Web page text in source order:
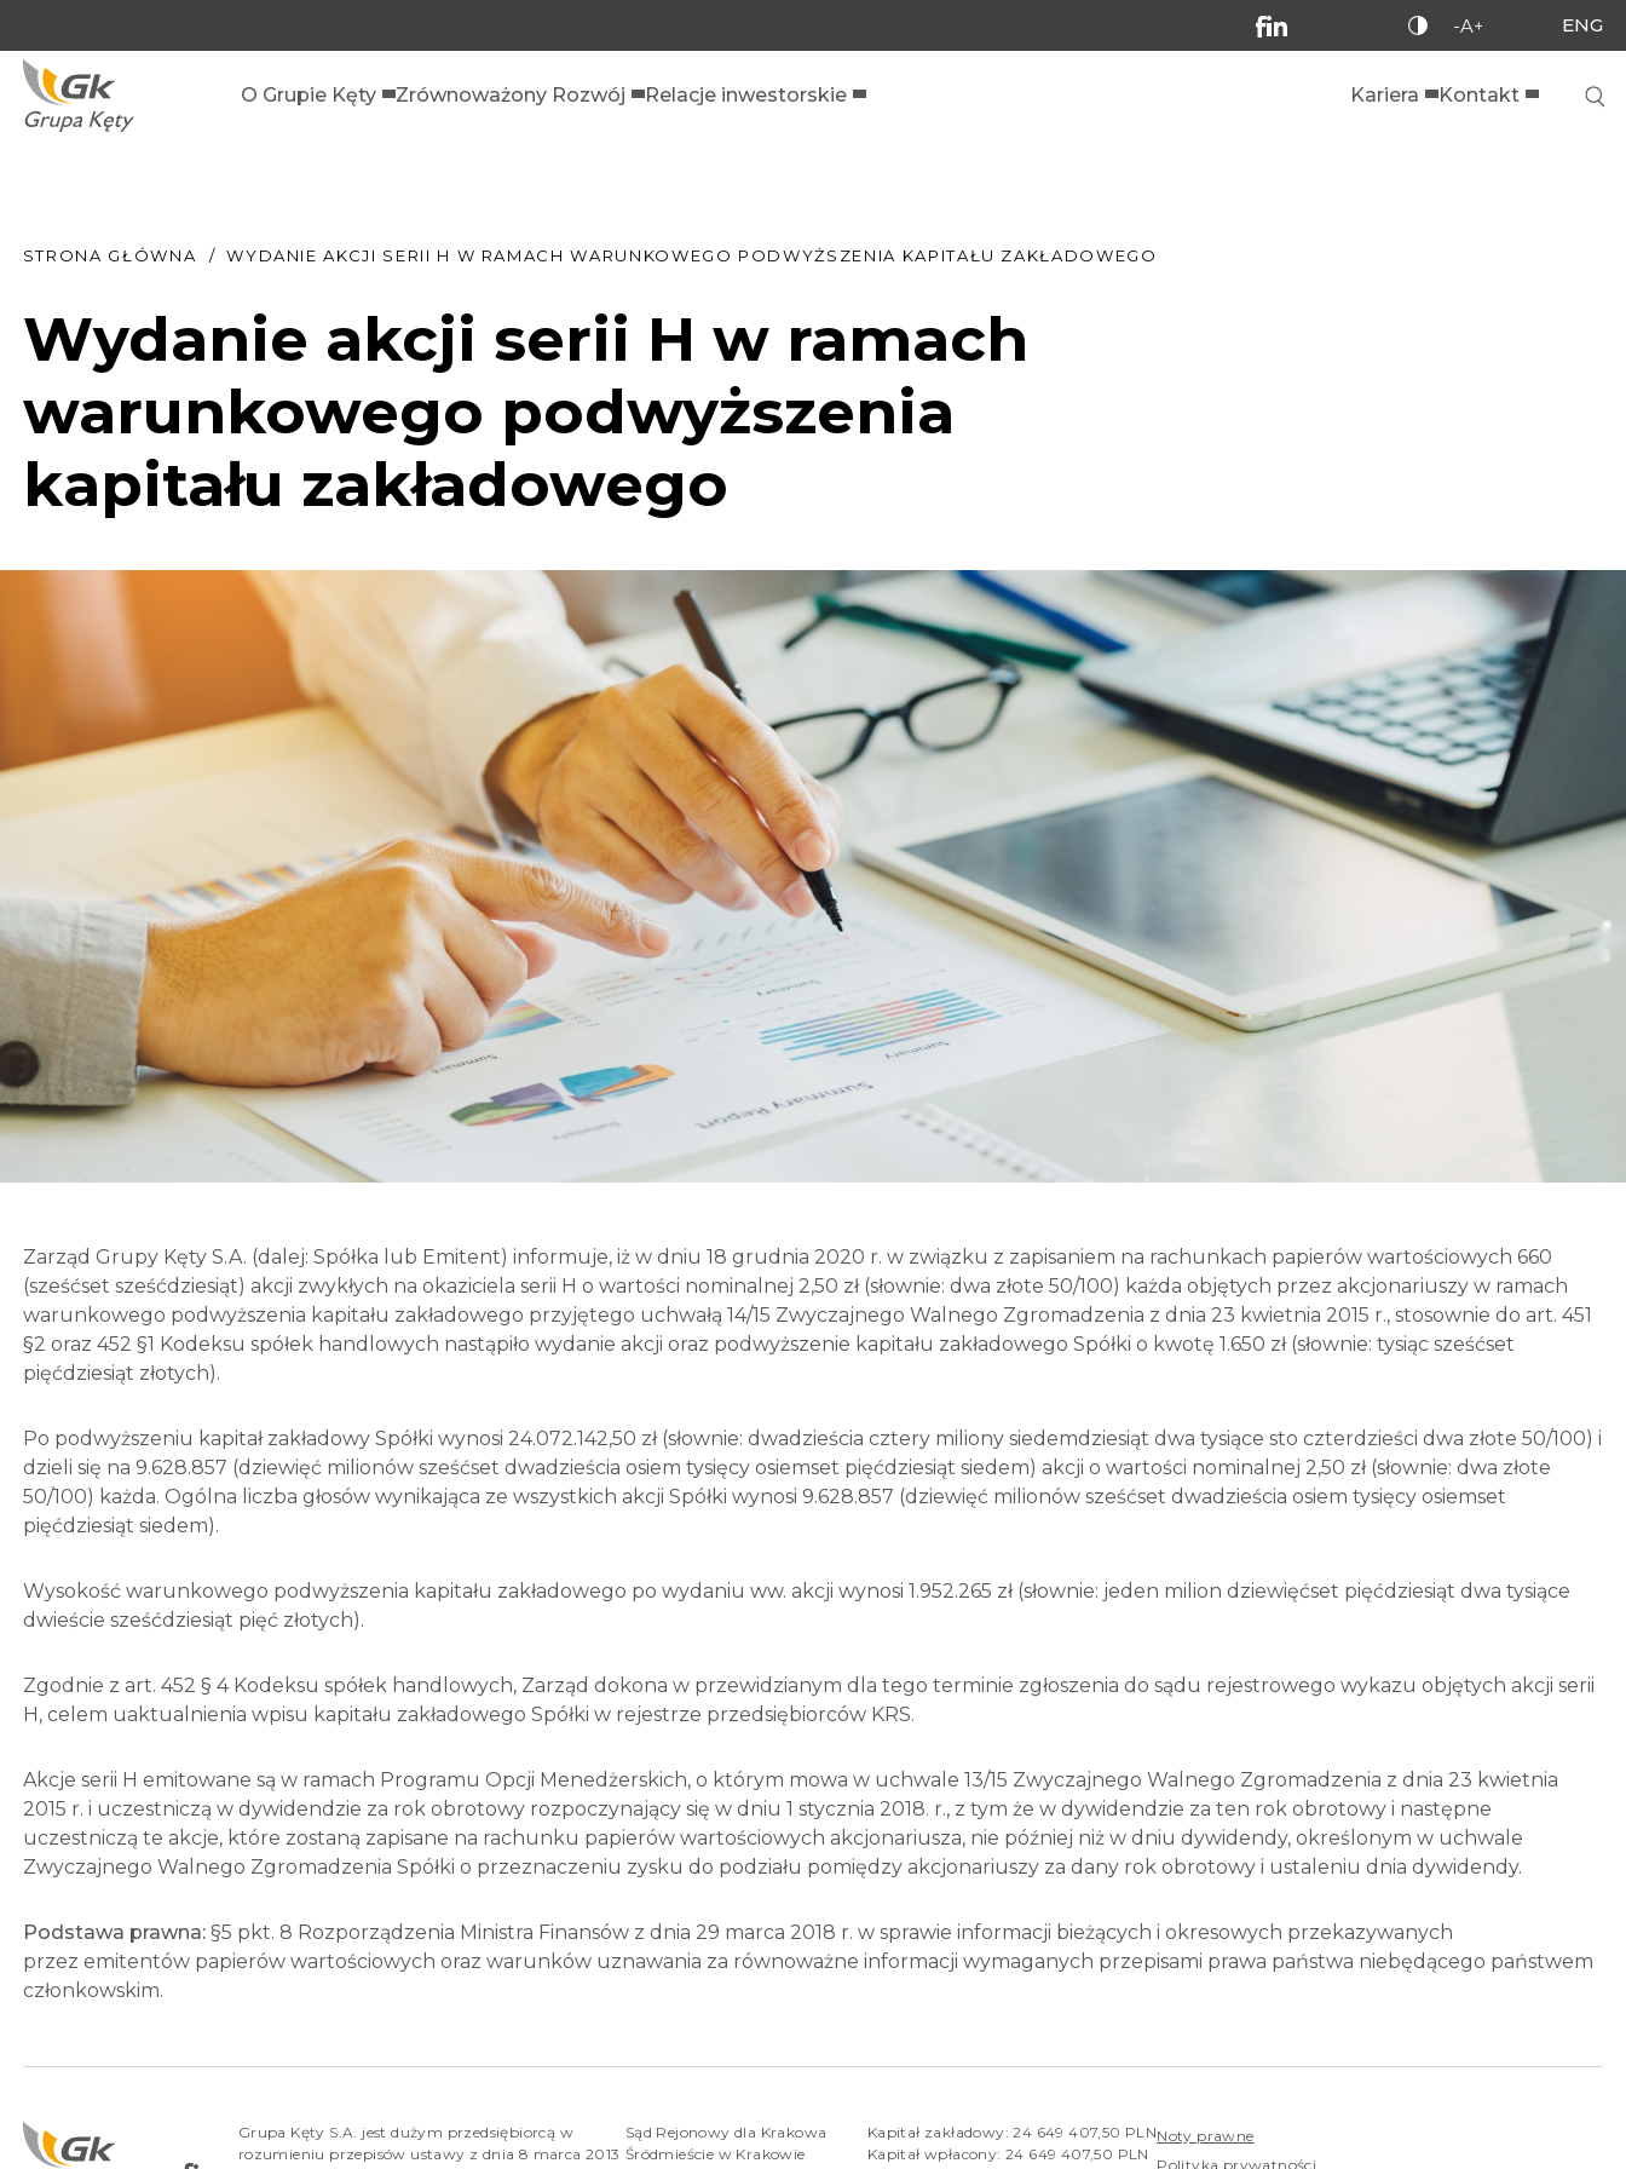
-A+ ENG
O Grupie Kęty Zrównoważony Rozwój Relacje inwestorskie Kariera Kontakt
STRONA GŁÓWNA WYDANIE AKCJI SERII H W RAMACH WARUNKOWEGO PODWYŻSZENIA KAPITAŁU ZAKŁADOWEGO
Wydanie akcji serii H w ramach
warunkowego podwyższenia
kapitału zakładowego
Zarząd Grupy Kęty S.A. (dalej: Spółka lub Emitent) informuje, iż w dniu 18 grudnia 2020 r. w związku z zapisaniem na rachunkach papierów wartościowych 660
(sześćset sześćdziesiąt) akcji zwykłych na okaziciela serii H o wartości nominalnej 2,50 zł (słownie: dwa złote 50/100) każda objętych przez akcjonariuszy w ramach
warunkowego podwyższenia kapitału zakładowego przyjętego uchwałą 14/15 Zwyczajnego Walnego Zgromadzenia z dnia 23 kwietnia 2015 r., stosownie do art. 451
§2 oraz 452 §1 Kodeksu spółek handlowych nastąpiło wydanie akcji oraz podwyższenie kapitału zakładowego Spółki o kwotę 1.650 zł (słownie: tysiąc sześćset
pięćdziesiąt złotych).
Po podwyższeniu kapitał zakładowy Spółki wynosi 24.072.142,50 zł (słownie: dwadzieścia cztery miliony siedemdziesiąt dwa tysiące sto czterdzieści dwa złote 50/100) i
dzieli się na 9.628.857 (dziewięć milionów sześćset dwadzieścia osiem tysięcy osiemset pięćdziesiąt siedem) akcji o wartości nominalnej 2,50 zł (słownie: dwa złote
50/100) każda. Ogólna liczba głosów wynikająca ze wszystkich akcji Spółki wynosi 9.628.857 (dziewięć milionów sześćset dwadzieścia osiem tysięcy osiemset
pięćdziesiąt siedem).
Wysokość warunkowego podwyższenia kapitału zakładowego po wydaniu ww. akcji wynosi 1.952.265 zł (słownie: jeden milion dziewięćset pięćdziesiąt dwa tysiące
dwieście sześćdziesiąt pięć złotych).
Zgodnie z art. 452 § 4 Kodeksu spółek handlowych, Zarząd dokona w przewidzianym dla tego terminie zgłoszenia do sądu rejestrowego wykazu objętych akcji serii
H, celem uaktualnienia wpisu kapitału zakładowego Spółki w rejestrze przedsiębiorców KRS.
Akcje serii H emitowane są w ramach Programu Opcji Menedżerskich, o którym mowa w uchwale 13/15 Zwyczajnego Walnego Zgromadzenia z dnia 23 kwietnia
2015 r. i uczestniczą w dywidendzie za rok obrotowy rozpoczynający się w dniu 1 stycznia 2018. r., z tym że w dywidendzie za ten rok obrotowy i następne
uczestniczą te akcje, które zostaną zapisane na rachunku papierów wartościowych akcjonariusza, nie później niż w dniu dywidendy, określonym w uchwale
Zwyczajnego Walnego Zgromadzenia Spółki o przeznaczeniu zysku do podziału pomiędzy akcjonariuszy za dany rok obrotowy i ustaleniu dnia dywidendy.
Podstawa prawna:§5 pkt. 8 Rozporządzenia Ministra Finansów z dnia 29 marca 2018 r. w sprawie informacji bieżących i okresowych przekazywanych
przez emitentów papierów wartościowych oraz warunków uznawania za równoważne informacji wymaganych przepisami prawa państwa niebędącego państwem
członkowskim.
Grupa Kęty S.A. jest dużym przedsiębiorcą w
rozumieniu przepisów ustawy z dnia 8 marca 2013
Sąd Rejonowy dla Krakowa
Śródmieście w Krakowie
Kapitał zakładowy: 24 649 407,50 PLN
Kapitał wpłacony: 24 649 407,50 PLN
Noty prawne
Polityka prywatności